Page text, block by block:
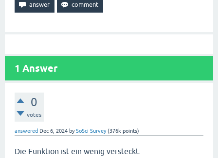
1 Answer
0
votes
answered Dec 6, 2024 bySoSci Survey (376k points)
Die Funktion ist ein wenig versteckt: